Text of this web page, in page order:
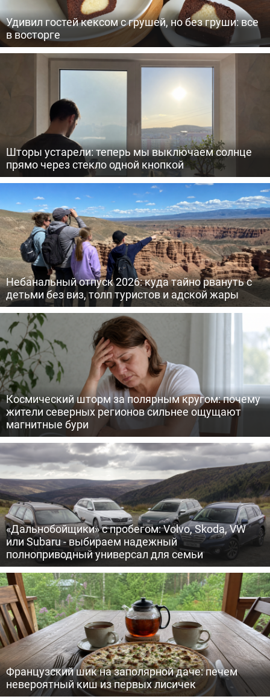
Удивил гостей кексом с грушей, но без груши: все
в восторге
Шторы устарели: теперь мы выключаем солнце
прямо через стекло одной кнопкой
Небанальный отпуск 2026: куда тайно рвануть с
детьми без виз, толп туристов и адской жары
Космический шторм за полярным кругом: почему
жители северных регионов сильнее ощущают
магнитные бури
«Дальнобойщики» с пробегом: Volvo, Skoda, VW
или Subaru - выбираем надежный
полноприводный универсал для семьи
Французский шик на заполярной даче: печем
невероятный киш из первых лисичек